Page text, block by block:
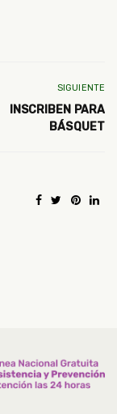
SIGUIENTE
INSCRIBEN PARA
BÁSQUET